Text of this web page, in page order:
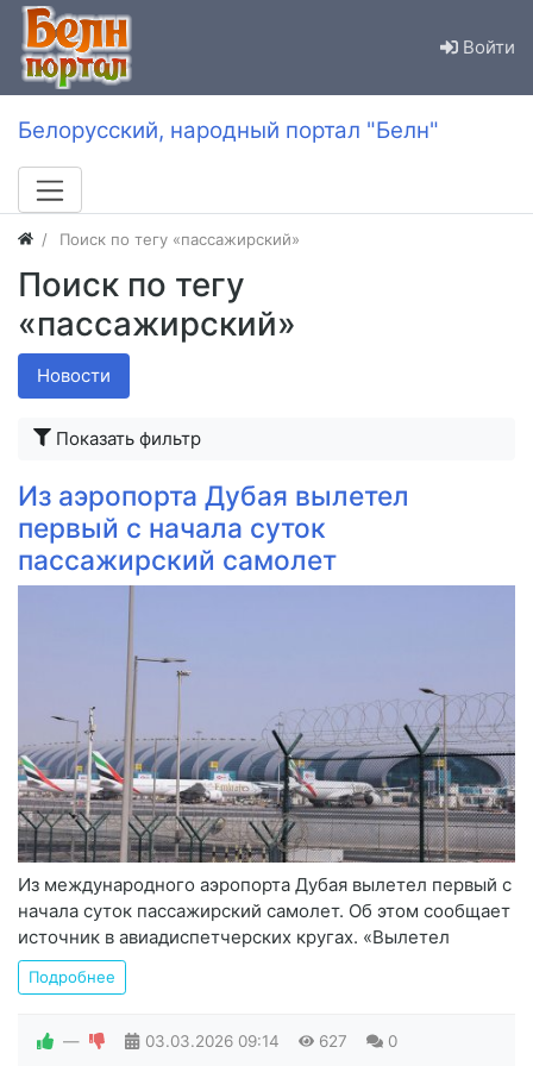
Войти
Белорусский, народный портал "Белн"
Поиск по тегу «пассажирский»
Поиск по тегу
«пассажирский»
Новости
Показать фильтр
Из аэропорта Дубая вылетел
первый с начала суток
пассажирский самолет
Из международного аэропорта Дубая вылетел первый с
начала суток пассажирский самолет. Об этом сообщает
источник в авиадиспетчерских кругах. «Вылетел
Подробнее
— 03.03.2026 09:14 627 0